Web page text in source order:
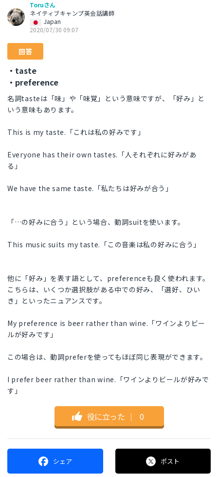
Toruさん
ネイティブキャンプ英会話講師
Japan
2020/07/30 09:07
回答
・taste
・preference
名詞tasteは「味」や「味覚」という意味ですが、「好み」と
いう意味もあります。
This is my taste.「これは私の好みです」
Everyone has their own tastes.「人それぞれに好みがあ
る」
We have the same taste.「私たちは好みが合う」
「…の好みに合う」という場合、動詞suitを使います。
This music suits my taste.「この音楽は私の好みに合う」
他に「好み」を表す語として、preferenceも良く使われます。
こちらは、いくつか選択肢がある中での好み、「選好、ひい
き」といったニュアンスです。
My preference is beer rather than wine.「ワインよりビー
ルが好みです」
この場合は、動詞preferを使ってもほぼ同じ表現ができます。
I prefer beer rather than wine.「ワインよりビールが好みで
す」
役に立った ｜ 0
シェア ポスト